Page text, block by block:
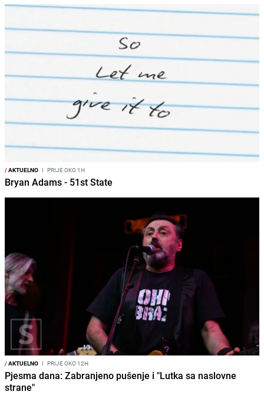
/AKTUELNO I PRIJE OKO 1H
Bryan Adams - 51st State
/AKTUELNO I PRIJE OKO 12H
Pjesma dana: Zabranjeno pušenje i "Lutka sa naslovne
strane"